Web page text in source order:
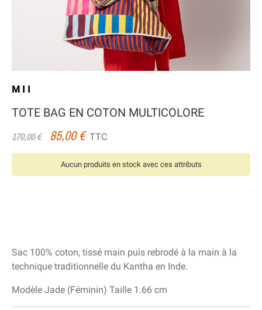
MII
TOTE BAG EN COTON MULTICOLORE
170,00 € 85,00 €TTC
Aucun produits en stock avec ces attributs
Sac 100% coton, tissé main puis rebrodé à la main à la
technique traditionnelle du Kantha en Inde.
Modèle Jade (Féminin) Taille 1.66 cm